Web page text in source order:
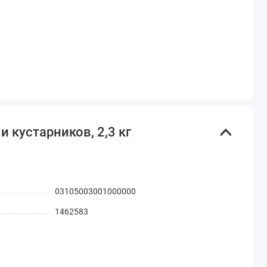
кустарников, 2,3 кг
03105003001000000
1462583